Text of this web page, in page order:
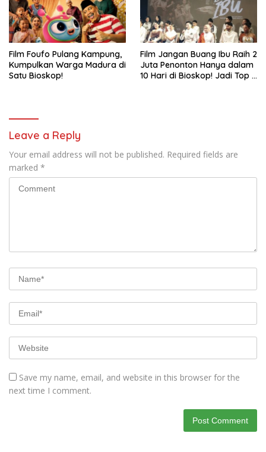
Film Foufo Pulang Kampung,
Kumpulkan Warga Madura di
Satu Bioskop!
Film Jangan Buang Ibu Raih 2
Juta Penonton Hanya dalam
10 Hari di Bioskop! Jadi Top 5
Leave a Reply
Your email address will not be published. Required fields are
marked *
Save my name, email, and website in this browser for the
next time I comment.